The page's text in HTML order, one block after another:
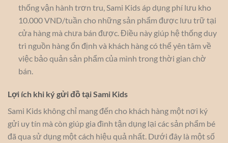
thống vận hành trơn tru, Sami Kids áp dụng phí lưu kho
10.000 VND/tuần cho những sản phẩm được lưu trữ tại
cửa hàng mà chưa bán được. Điều này giúp hệ thống duy
trì nguồn hàng ổn định và khách hàng có thể yên tâm về
việc bảo quản sản phẩm của mình trong thời gian chờ
bán.
Lợi ích khi ký gửi đồ tại Sami Kids
Sami Kids không chỉ mang đến cho khách hàng một nơi ký
gửi uy tín mà còn giúp gia đình tận dụng lại các sản phẩm bé
đã qua sử dụng một cách hiệu quả nhất. Dưới đây là một số